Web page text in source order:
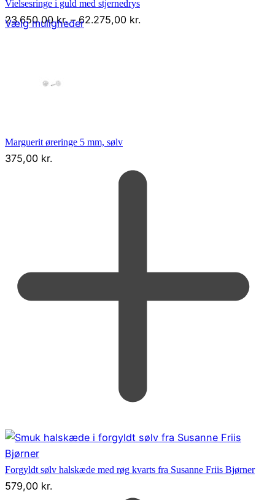
Vielsesringe i guld med stjernedrys
23.650,00kr. – 62.275,00 kr.
Vælg muligheder
Marguerit øreringe 5 mm, sølv
375,00 kr.
Forgyldt sølv halskæde med røg kvarts fra Susanne Friis Bjørner
579,00 kr.